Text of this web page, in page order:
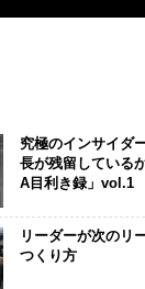
究極のインサイダ
長が残留している
A目利き録」vol.1
リーダーが次のリ
つくり方